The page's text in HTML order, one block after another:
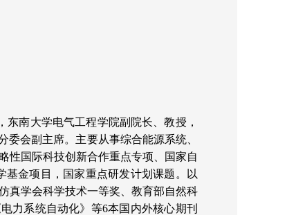
东南大学电气工程学院副院长、教授，
委会副主席。主要从事综合能源系统、
性国际科技创新合作重点专项、国家自
金项目，国家重点研发计划课题。以
真学会科学技术一等奖、教育部自然科
电力系统自动化》等6本国内外核心期刊